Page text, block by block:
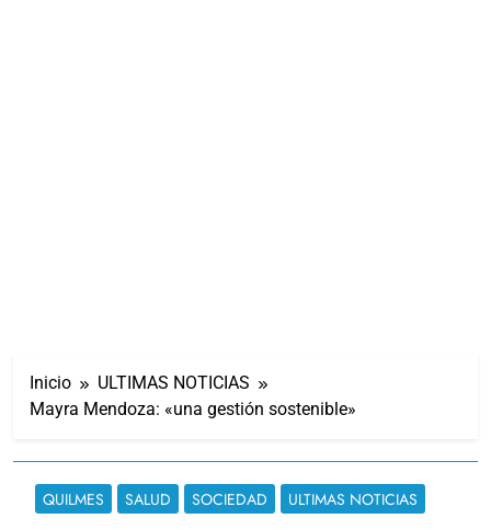
Inicio
ULTIMAS NOTICIAS
Mayra Mendoza: «una gestión sostenible»
QUILMES SALUD SOCIEDAD ULTIMAS NOTICIAS